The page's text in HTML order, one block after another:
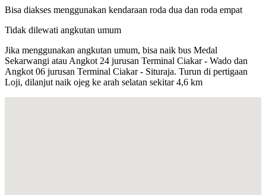
Bisa diakses menggunakan kendaraan roda dua dan roda empat
Tidak dilewati angkutan umum
Jika menggunakan angkutan umum, bisa naik bus Medal
Sekarwangi atau Angkot 24 jurusan Terminal Ciakar - Wado dan
Angkot 06 jurusan Terminal Ciakar - Situraja. Turun di pertigaan
Loji, dilanjut naik ojeg ke arah selatan sekitar 4,6 km